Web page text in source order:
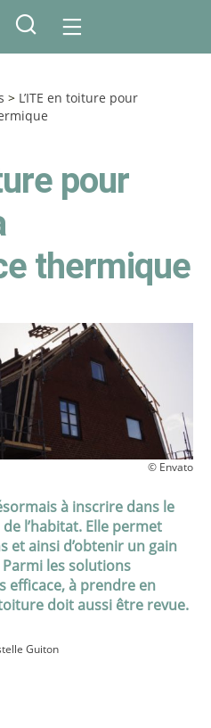
> L’ITE en toiture pour
pour
thermique
© Envato
à inscrire dans le
l’habitat. Elle permet
et ainsi d’obtenir un gain
les solutions
efficace, à prendre en
doit aussi être revue.
Guiton